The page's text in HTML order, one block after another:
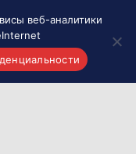
веб-аналитики